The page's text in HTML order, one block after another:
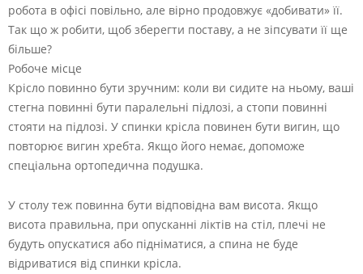
робота в офісі повільно, але вірно продовжує «добивати» її.
Так що ж робити, щоб зберегти поставу, а не зіпсувати її ще
більше?
Робоче місце
Крісло повинно бути зручним: коли ви сидите на ньому, ваші
стегна повинні бути паралельні підлозі, а стопи повинні
стояти на підлозі. У спинки крісла повинен бути вигин, що
повторює вигин хребта. Якщо його немає, допоможе
спеціальна ортопедична подушка.
У столу теж повинна бути відповідна вам висота. Якщо
висота правильна, при опусканні ліктів на стіл, плечі не
будуть опускатися або підніматися, а спина не буде
відриватися від спинки крісла.